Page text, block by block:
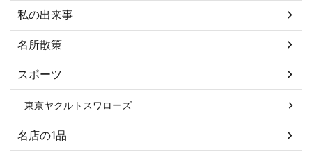
私の出来事
名所散策
スポーツ
東京ヤクルトスワローズ
名店の1品